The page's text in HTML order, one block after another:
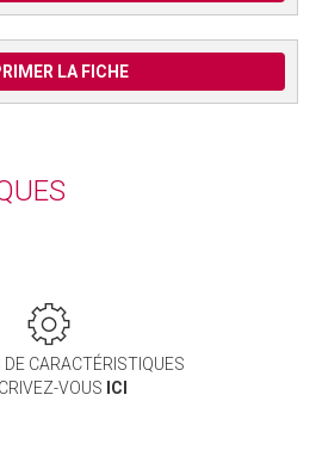
LA FICHE
DE CARACTÉRISTIQUES
VOUS ICI